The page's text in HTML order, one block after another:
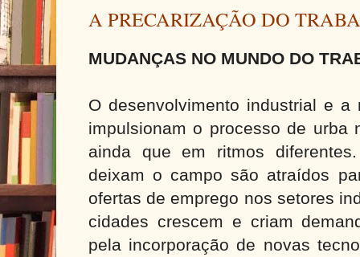
A PRECARIZAÇÃO DO
MUDANÇAS NO MUNDO DO
O desenvolvimento industrial e a
impulsionam o processo de urba
ainda que em ritmos
deixam o campo são atraídos
ofertas de emprego nos setores
cidades crescem e criam
pela incorporação de novas